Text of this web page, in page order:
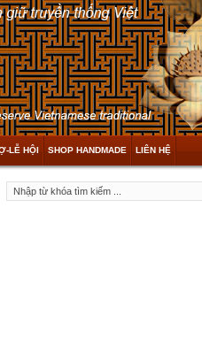
LỄ HỘI SHOP HANDMADE LIÊN HỆ